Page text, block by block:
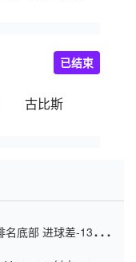
古比斯
已结束
底部 进球差-13令人